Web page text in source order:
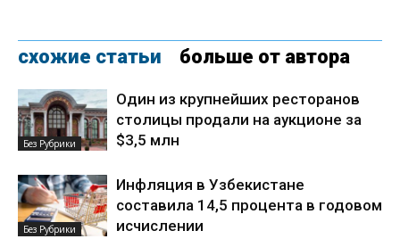
схожие статьи больше от автора
Без Рубрики
Один из крупнейших ресторанов
столицы продали на аукционе за
$3,5 млн
Без Рубрики
Инфляция в Узбекистане
составила 14,5 процента в годовом
исчислении